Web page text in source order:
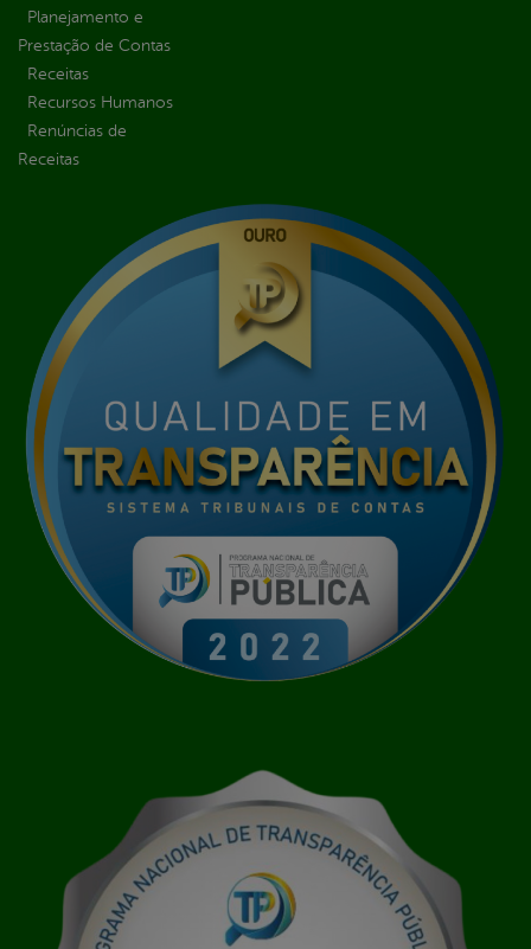
Planejamento e
Prestação de Contas
Receitas
Recursos Humanos
Renúncias de
Receitas